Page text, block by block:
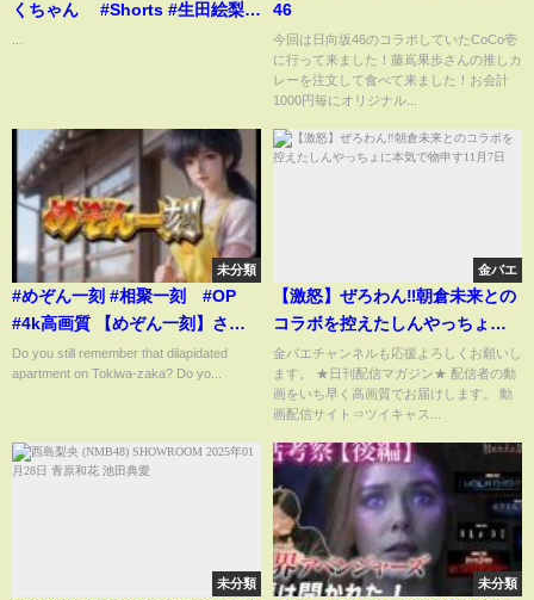
くちゃん #Shorts #生田絵梨花
46
今回は日向坂46のコラボしていたCoCo壱
に行って来ました！藤嶌果歩さんの推しカ
レーを注文して食べて来ました！お会計
1000円毎にオリジナル...
未分類
#めぞん一刻 #相聚一刻 #OP
#4k高画質 【めぞん一刻】さよ
なら、僕の昭和の青春。いつま
でも待ち続けたあの人へ
Do you still remember that dilapidated
apartment on Tokiwa-zaka? Do yo...
金バエ
【激怒】ぜろわん‼朝倉未来との
コラボを控えたしんやっちょに
本気で物申す11月7日
金バエチャンネルも応援よろしくお願いし
ます。 ★日刊配信マガジン★ 配信者の動
画をいち早く高画質でお届けします。 動
画配信サイト⇒ツイキャス...
未分類 未分類